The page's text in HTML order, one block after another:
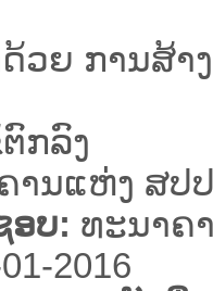
ວຍ ການ​ສ້າ
ກລົງ
ານແຫ່ງ ສປ
ອບ: ທະນາຄ
2016